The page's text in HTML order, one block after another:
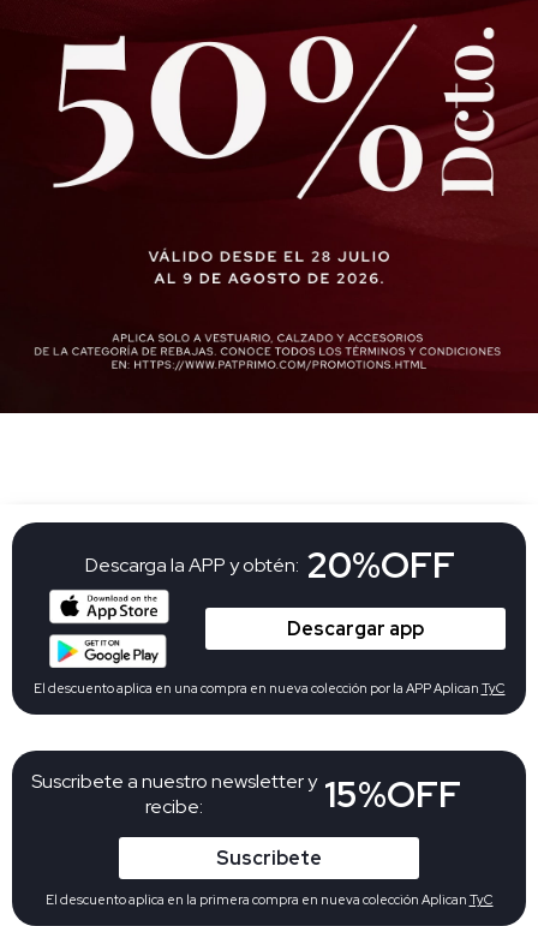
Suscribete a nuestro newsletter y
recibe:
15%OFF
Suscribete
El descuento aplica en la primera compra en nueva colección Aplican TyC
Descarga la APP y obtén: 20%OFF
Descargar app
El descuento aplica en una compra en nueva colección por la APP Aplican TyC